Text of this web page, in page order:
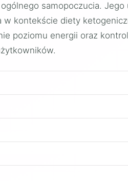
samopoczucia. Jego
w kontekście diety
poziomu energii oraz